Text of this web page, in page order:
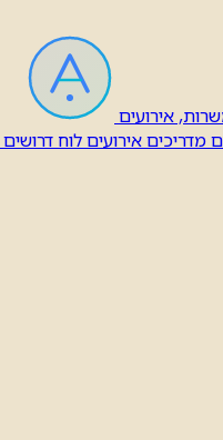
אירועים
מדריכיםאירועיםלוח דרושים